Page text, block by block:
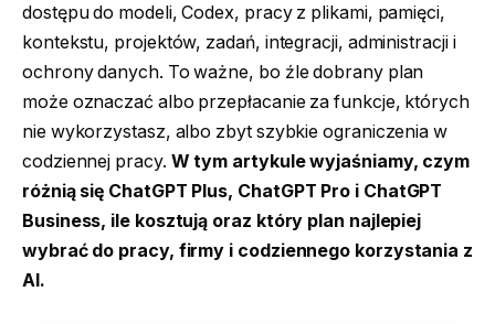
dostępu do modeli, Codex, pracy z plikami, pamięci,
kontekstu, projektów, zadań, integracji, administracji i
ochrony danych. To ważne, bo źle dobrany plan
może oznaczać albo przepłacanie za funkcje, których
nie wykorzystasz, albo zbyt szybkie ograniczenia w
codziennej pracy. W tym artykule wyjaśniamy, czym
różnią się ChatGPT Plus, ChatGPT Pro i ChatGPT
Business, ile kosztują oraz który plan najlepiej
wybrać do pracy, firmy i codziennego korzystania z
AI.